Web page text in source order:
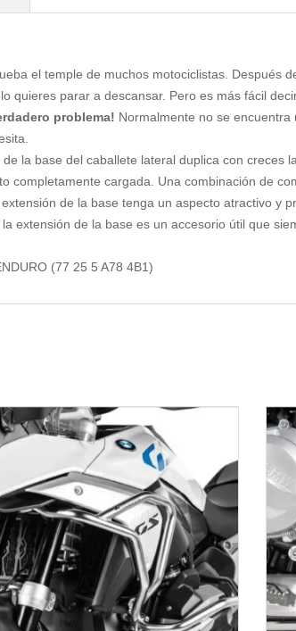
el temple de muchos motociclistas. Después
quieres parar a descansar. Pero es más fácil
problema! Normalmente no se
de la base del caballete lateral duplica con creces
completamente cargada. Una combinación de
de la base tenga un aspecto atractivo y
extensión de la base es un accesorio útil que
(77 25 5 A78 4B1)